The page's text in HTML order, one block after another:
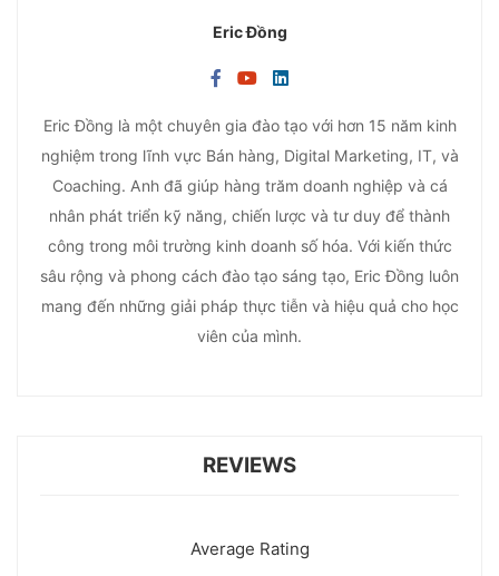
Eric Đồng
Eric Đồng là một chuyên gia đào tạo với hơn 15 năm kinh
nghiệm trong lĩnh vực Bán hàng, Digital Marketing, IT, và
Coaching. Anh đã giúp hàng trăm doanh nghiệp và cá
nhân phát triển kỹ năng, chiến lược và tư duy để thành
công trong môi trường kinh doanh số hóa. Với kiến thức
sâu rộng và phong cách đào tạo sáng tạo, Eric Đồng luôn
mang đến những giải pháp thực tiễn và hiệu quả cho học
viên của mình.
REVIEWS
Average Rating